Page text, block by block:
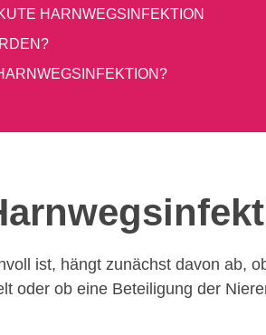
HARNWEGS­INFEKTION
ist, hängt zunächst davon ab,
oder ob eine Beteiligung der